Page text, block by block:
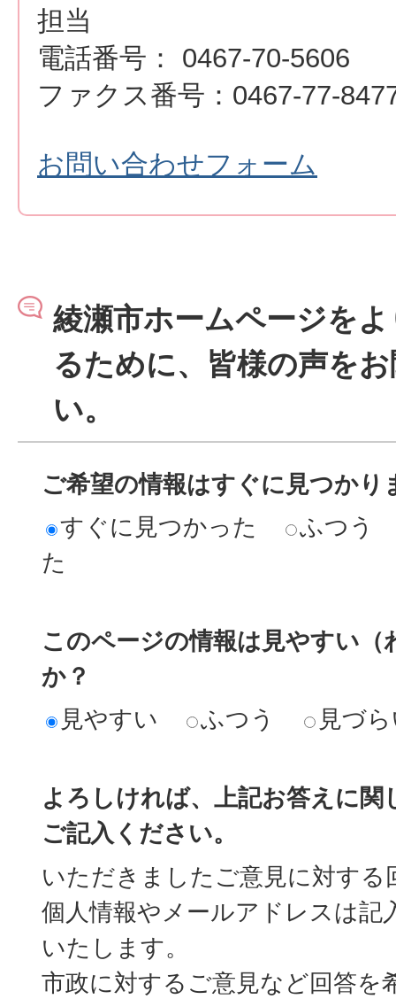
担当
電話番号： 0467-70-5606
ファクス番号：0467-77-
お問い合わせフォーム
綾瀬市ホームページを
るために、皆様の声を
い。
ご希望の情報はすぐに見つかり
すぐに見つかった
ふつう
た
このページの情報は見やすい
か？
見やすい
ふつう 見づ
よろしければ、上記お答えに関
ご記入ください。
いただきましたご意見に対する
個人情報やメールアドレスは記
いたします。
市政に対するご意見など回答を